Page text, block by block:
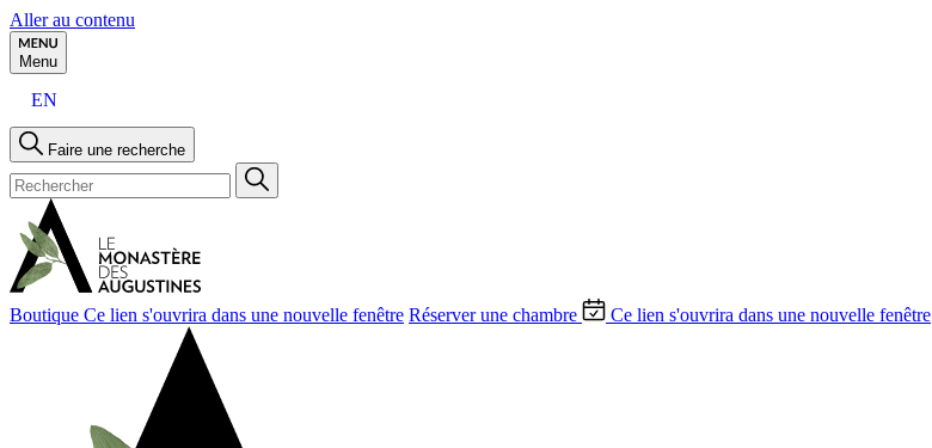
Aller au contenu
Menu
EN
Faire une recherche
Boutique Ce lien s'ouvrira dans une nouvelle fenêtre Réserver une chambre Ce lien s'ouvrira dans une nouvelle fenêtre